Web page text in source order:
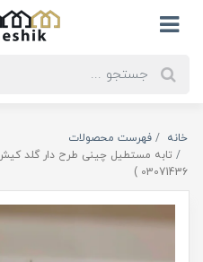
خانه
فهرست محصولات
03071436 )